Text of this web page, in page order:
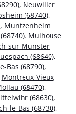
, Neuwiller
(68740),
, Muntzenheim
, Mulhouse
sur-Munster
(68640),
Bas (68790),
Montreux-Vieux
(68470),
(68630),
le-Bas (68730),